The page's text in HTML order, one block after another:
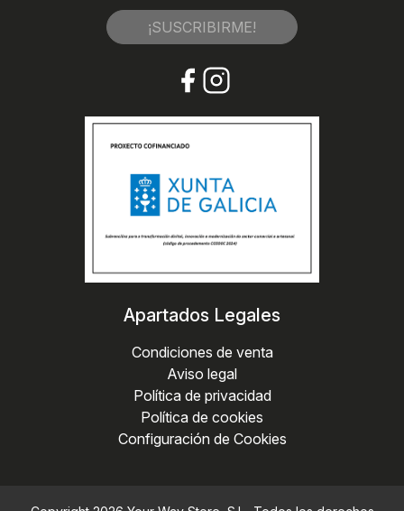
¡SUSCRIBIRME!
Apartados Legales
Condiciones de venta
Aviso legal
Política de privacidad
Política de cookies
Configuración de Cookies